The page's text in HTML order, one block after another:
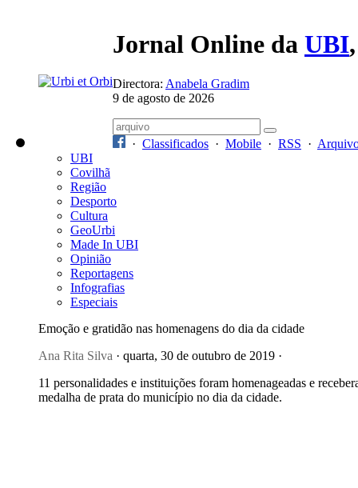
Jornal Online da UBI
Directora: Anabela Gradim
9 de agosto de 2026
· Classificados · Mobile · RSS ·
UBI
Covilhã
Região
Desporto
Cultura
GeoUrbi
Made In UBI
Opinião
Reportagens
Infografias
Especiais
Emoção e gratidão nas homenagens do dia da cidade
Ana Rita Silva · quarta, 30 de outubro de 2019 ·
11 personalidades e instituições foram homenageadas e
medalha de prata do município no dia da cidade.